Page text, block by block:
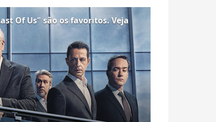
Of Us" são os favoritos. Veja